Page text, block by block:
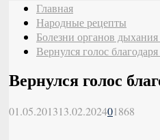
Главная
Народные рецепты
Болезни органов
Вернулся голос
Вернулся голос
01.05.201313.02.202401868